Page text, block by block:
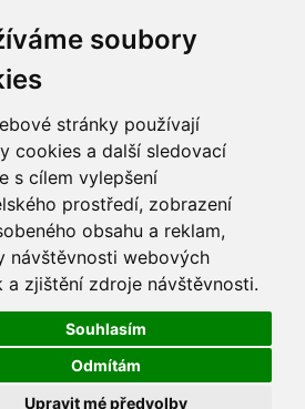
soubory
stránky používají
cookies a další sledovací
s cílem vylepšení
prostředí, zobrazení
obsahu a reklam,
návštěvnosti webových
a zjištění zdroje návštěvnosti.
Souhlasím
Odmítám
Upravit mé předvolby
146
cernikovice.cz
Původní webové stránky (archiv)
Mapa webu
Prohlášení o přístupnosti
Nastavení cookies